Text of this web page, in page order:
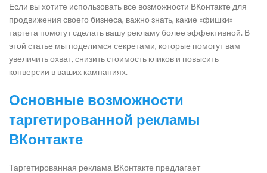
Если вы хотите использовать все возможности ВКонтакте для
продвижения своего бизнеса, важно знать, какие «фишки»
таргета помогут сделать вашу рекламу более эффективной. В
этой статье мы поделимся секретами, которые помогут вам
увеличить охват, снизить стоимость кликов и повысить
конверсии в ваших кампаниях.
Основные возможности
таргетированной рекламы
ВКонтакте
Таргетированная реклама ВКонтакте предлагает